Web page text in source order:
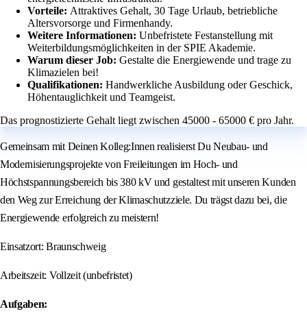
Vorteile: Attraktives Gehalt, 30 Tage Urlaub, betriebliche
Altersvorsorge und Firmenhandy.
Weitere Informationen: Unbefristete Festanstellung mit
Weiterbildungsmöglichkeiten in der SPIE Akademie.
Warum dieser Job: Gestalte die Energiewende und trage zu
Klimazielen bei!
Qualifikationen: Handwerkliche Ausbildung oder Geschick,
Höhentauglichkeit und Teamgeist.
Das prognostizierte Gehalt liegt zwischen 45000 - 65000 € pro Jahr.
Gemeinsam mit Deinen Kolleg:Innen realisierst Du Neubau- und
Modernisierungsprojekte von Freileitungen im Hoch- und
Höchstspannungsbereich bis 380 kV und gestaltest mit unseren Kunden
den Weg zur Erreichung der Klimaschutzziele. Du trägst dazu bei, die
Energiewende erfolgreich zu meistern!
Einsatzort: Braunschweig
Arbeitszeit: Vollzeit (unbefristet)
Aufgaben: